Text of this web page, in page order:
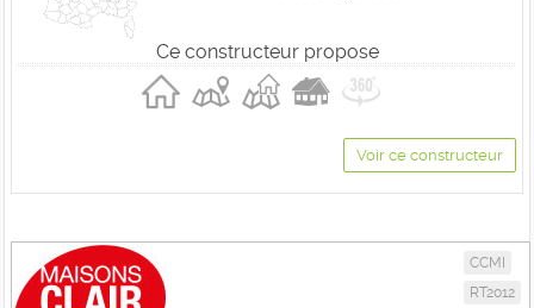
Ce constructeur propose
Voir ce constructeur
CCMI
RT2012